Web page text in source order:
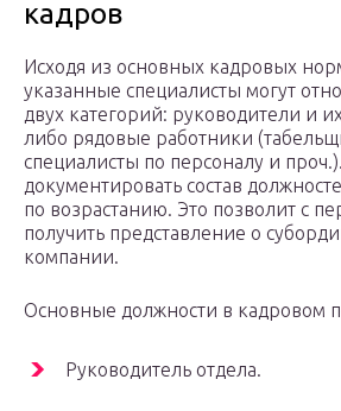
кадров
Исходя из основных кадровых
указанные специалисты могут
двух категорий: руководители и
либо рядовые работники
специалисты по персоналу и
документировать состав
по возрастанию. Это позволит с
получить представление о
компании.
Основные должности в кадровом
Руководитель отдела.